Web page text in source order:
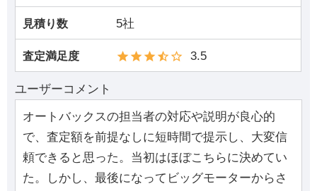
見積り数 5社
査定満足度 3.5
ユーザーコメント
オートバックスの担当者の対応や説明が良心的
で、査定額を前提なしに短時間で提示し、大変信
頼できると思った。当初はほぼこちらに決めてい
た。しかし、最後になってビッグモーターからさ